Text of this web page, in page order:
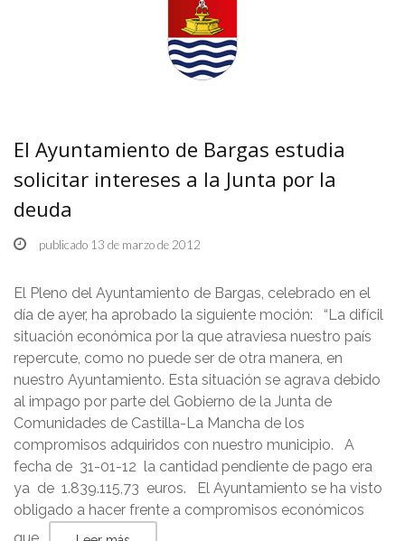
El Ayuntamiento de Bargas estudia
solicitar intereses a la Junta por la
deuda
publicado 13 de marzo de 2012
El Pleno del Ayuntamiento de Bargas, celebrado en el
día de ayer, ha aprobado la siguiente moción: “La difícil
situación económica por la que atraviesa nuestro país
repercute, como no puede ser de otra manera, en
nuestro Ayuntamiento. Esta situación se agrava debido
al impago por parte del Gobierno de la Junta de
Comunidades de Castilla-La Mancha de los
compromisos adquiridos con nuestro municipio. A
fecha de 31-01-12 la cantidad pendiente de pago era
ya de 1.839.115,73 euros. El Ayuntamiento se ha visto
obligado a hacer frente a compromisos económicos